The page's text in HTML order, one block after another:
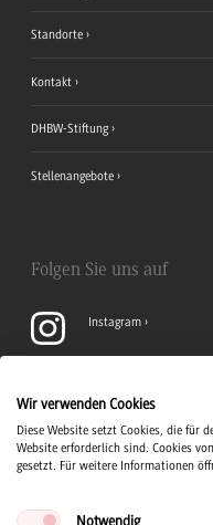
Standorte
Kontakt
DHBW-Stiftung
Stellenangebote
Folgen Sie uns auf
Instagram
LinkedIn
Wir verwenden Cookies
Diese Website setzt Cookies, die für
Website erforderlich sind. Cookies
gesetzt. Für weitere Informationen
Notwendig